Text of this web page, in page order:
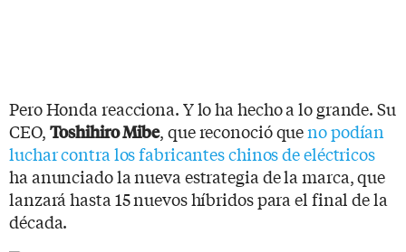
Pero Honda reacciona. Y lo ha hecho a lo grande. Su
CEO, Toshihiro Mibe, que reconoció queno podían
luchar contra los fabricantes chinos de eléctricos
ha anunciado la nueva estrategia de la marca, que
lanzará hasta 15 nuevos híbridos para el final de la
década.